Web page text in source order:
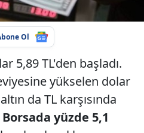
Ol
5,89 TL'den başladı.
yükselen dolar
da TL karşısında
Borsada yüzde 5,1